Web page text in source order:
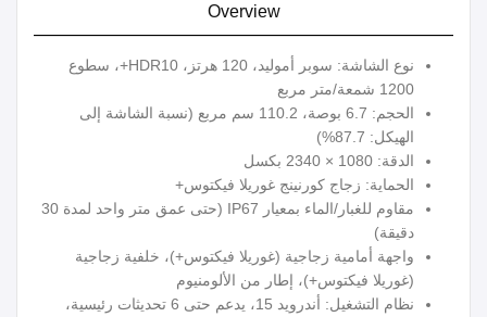
Overview
نوع الشاشة: سوبر أموليد، 120 هرتز، HDR10+، سطوع
1200 شمعة/متر مربع
الحجم: 6.7 بوصة، 110.2 سم مربع (نسبة الشاشة إلى
الهيكل: 87.7%)
الدقة: 1080 × 2340 بكسل
الحماية: زجاج كورنينج غوريلا فيكتوس+
مقاوم للغبار/الماء بمعيار IP67 (حتى عمق متر واحد لمدة 30
دقيقة)
واجهة أمامية زجاجية (غوريلا فيكتوس+)، خلفية زجاجية
(غوريلا فيكتوس+)، إطار من الألومنيوم
نظام التشغيل: أندرويد 15، يدعم حتى 6 تحديثات رئيسية،